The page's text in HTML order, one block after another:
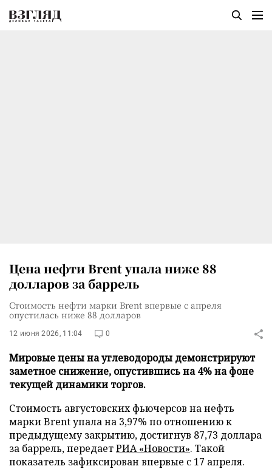
Цена нефти Brent упала ниже 88
долларов за баррель
Стоимость нефти марки Brent впервые с апреля
опустилась ниже 88 долларов
12 июня 2026, 11:04 0
Мировые цены на углеводороды демонстрируют
заметное снижение, опустившись на 4% на фоне
текущей динамики торгов.
Стоимость августовских фьючерсов на нефть
марки Brent упала на 3,97% по отношению к
предыдущему закрытию, достигнув 87,73 доллара
за баррель, передаетРИА «Новости». Такой
показатель зафиксирован впервые с 17 апреля.